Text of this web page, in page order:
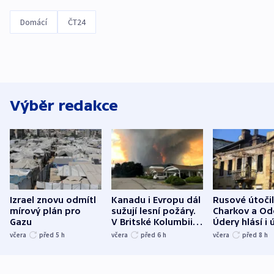
Domácí ČT24
Výběr redakce
Izrael znovu odmítl
mírový plán pro
Gazu
včera před 5 h
Kanadu i Evropu dál
sužují lesní požáry.
V Britské Kolumbii
evakuovali tisíce lidí
včera před 6 h
Rusové
Charkov a
Údery hlásí i
Bělgorodu
včera před 8 h